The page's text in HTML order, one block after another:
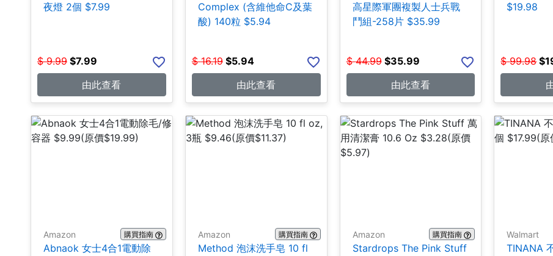
夜燈 2個 $7.99
$ 9.99 $7.99
由此查看
Complex (含維他命C及葉
酸) 140粒 $5.94
$ 16.19 $5.94
由此查看
高星際軍團複製人士兵戰
鬥組-258片 $35.99
$ 44.99 $35.99
由此查看
$19.98
$ 99.98 $
Amazon 購買指南
Abnaok 女士4合1電動除
Amazon 購買指南
Method 泡沫洗手皂 10 fl
Amazon 購買指南
Stardrops The Pink Stuff
Walmart
TINANA